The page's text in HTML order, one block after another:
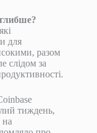
для
разом
слідом за
тиждень,
на